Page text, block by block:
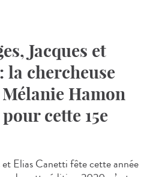
Jacques et
la chercheuse
Hamon
cette 15e
et Elias Canetti fête cette année